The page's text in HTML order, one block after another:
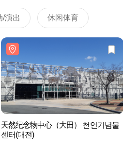
/演出 休闲体育
天然纪念物中心（大田） 천연기념물
센터(대전)